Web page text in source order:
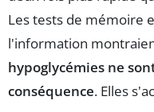
Les tests de mémoire
l'information
hypoglycémies ne
conséquence. Elles